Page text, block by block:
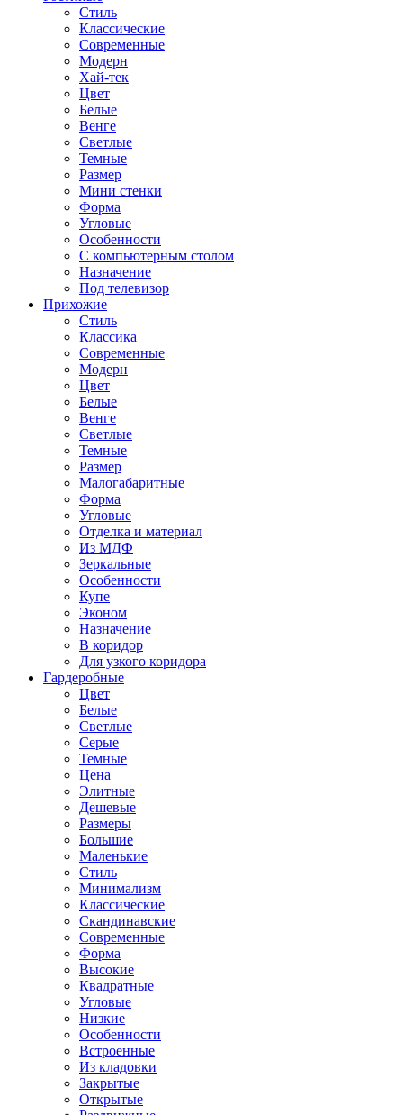
Стиль
Классические
Современные
Модерн
Хай-тек
Цвет
Белые
Венге
Светлые
Темные
Размер
Мини стенки
Форма
Угловые
Особенности
С компьютерным столом
Назначение
Под телевизор
Прихожие
Стиль
Классика
Современные
Модерн
Цвет
Белые
Венге
Светлые
Темные
Размер
Малогабаритные
Форма
Угловые
Отделка и материал
Из МДФ
Зеркальные
Особенности
Купе
Эконом
Назначение
В коридор
Для узкого коридора
Гардеробные
Цвет
Белые
Светлые
Серые
Темные
Цена
Элитные
Дешевые
Размеры
Большие
Маленькие
Стиль
Минимализм
Классические
Скандинавские
Современные
Форма
Высокие
Квадратные
Угловые
Низкие
Особенности
Встроенные
Из кладовки
Закрытые
Открытые